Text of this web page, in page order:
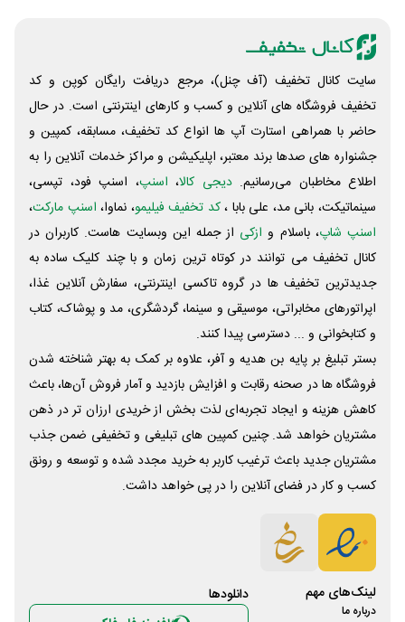
سایت کانال تخفیف (آف چنل)، مرجع دریافت رایگان کوپن و کد
تخفیف فروشگاه های آنلاین و کسب و‌ کارهای اینترنتی است. در حال
حاضر با همراهی استارت آپ ها انواع کد تخفیف، مسابقه، کمپین و
جشنواره های صدها برند معتبر، اپلیکیشن و مراکز خدمات آنلاین را به
اطلاع مخاطبان می‌رسانیم. دیجی کالا، اسنپ، اسنپ فود، تپسی،
سینماتیکت، بانی مد، علی‌ بابا ،کد تخفیف فیلیمو، نماوا، اسنپ مارکت،
اسنپ شاپ، باسلام و ازکی از جمله این وبسایت ‌هاست. کاربران در
کانال تخفیف می توانند در کوتاه ترین زمان و با چند کلیک ساده به
جدیدترین تخفیف ها در گروه تاکسی اینترنتی، سفارش آنلاین غذا،
اپراتورهای مخابراتی، موسیقی و سینما، گردشگری، مد و پوشاک، کتاب
و کتابخوانی و ... دسترسی پیدا کنند.
بستر تبلیغ بر پایه بن هدیه و آفر، علاوه بر کمک به بهتر شناخته شدن
فروشگاه ها در صحنه رقابت و افزایش بازدید و آمار فروش آن‌ها، باعث
کاهش هزینه و ایجاد تجربه‌ای لذت بخش از خریدی ارزان تر در ذهن
مشتریان خواهد شد. چنین کمپین های تبلیغی و تخفیفی ضمن جذب
مشتریان جدید باعث ترغیب کاربر به خرید مجدد شده و توسعه و رونق
کسب و کار در فضای آنلاین را در پی خواهد داشت.
لینک‌های مهم
درباره ما
دانلود‌ها